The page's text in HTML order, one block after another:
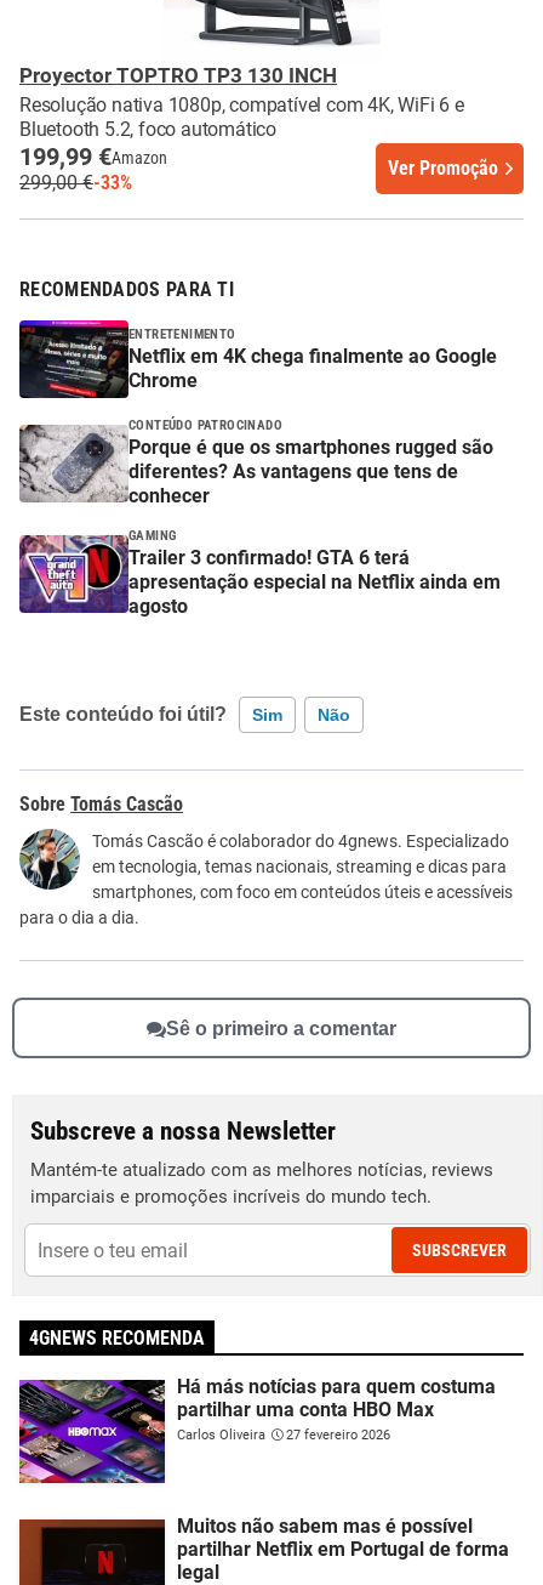
Proyector TOPTRO TP3 130 INCH
Resolução nativa 1080p, compatível com 4K, WiFi 6 e
Bluetooth 5.2, foco automático
199,99 €Amazon
299,00 €-33%
Ver Promoção
RECOMENDADOS PARA TI
ENTRETENIMENTO
Netflix em 4K chega finalmente ao Google
Chrome
CONTEÚDO PATROCINADO
Porque é que os smartphones rugged são
diferentes? As vantagens que tens de
conhecer
GAMING
Trailer 3 confirmado! GTA 6 terá
apresentação especial na Netflix ainda em
agosto
Este conteúdo foi útil? Sim Não
Este conteúdo contém informação incorreta
Este conteúdo não tem a informação que procuro
Outro
Tomás Cascão
Tomás Cascão é colaborador do 4gnews. Especializado
em tecnologia, temas nacionais, streaming e dicas para
smartphones, com foco em conteúdos úteis e acessíveis
para o dia a dia.
Sê o primeiro a comentar
Subscreve a nossa Newsletter
Mantém-te atualizado com as melhores notícias, reviews
imparciais e promoções incríveis do mundo tech.
SUBSCREVER
4GNEWS RECOMENDA
Há más notícias para quem costuma
partilhar uma conta HBO Max
Carlos Oliveira 27 fevereiro 2026
Muitos não sabem mas é possível
partilhar Netflix em Portugal de forma
legal